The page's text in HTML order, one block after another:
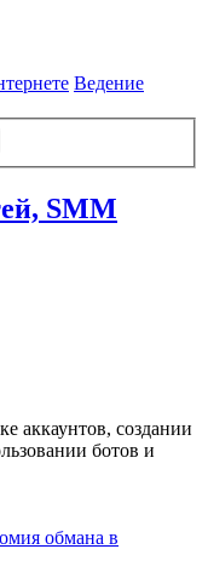
Ведение
SMM
аккаунтов, создании
ботов и
обмана в